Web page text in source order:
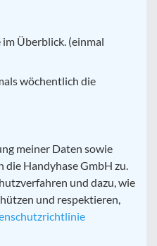
Überblick. (einmal
wöchentlich die
meiner Daten sowie
Handyhase GmbH zu.
und dazu, wie
und respektieren,